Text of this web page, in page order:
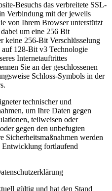
Besuchs das verbreitete SSL-
Verbindung mit der jeweils
von Ihrem Browser unterstützt
um eine 256 Bit
keine 256-Bit Verschlüsselung
auf 128-Bit v3 Technologie
Internetauftrittes
Sie an der geschlossenen
Schloss-Symbols in der
technischer und
um Ihre Daten gegen
teilweisen oder
gegen den unbefugten
Sicherheitsmaßnahmen werden
Entwicklung fortlaufend
gültig und hat den Stand